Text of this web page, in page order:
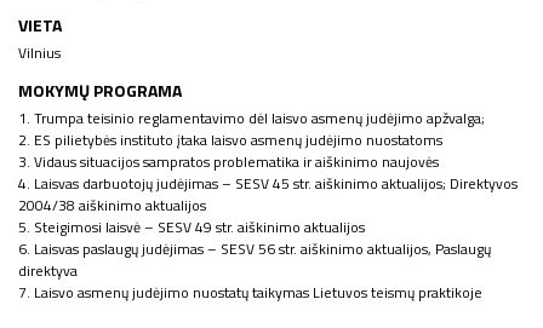
VIETA
Vilnius
MOKYMŲ PROGRAMA
1. Trumpa teisinio reglamentavimo dėl laisvo asmenų judėjimo apžvalga;
2. ES pilietybės instituto įtaka laisvo asmenų judėjimo nuostatoms
3. Vidaus situacijos sampratos problematika ir aiškinimo naujovės
4. Laisvas darbuotojų judėjimas – SESV 45 str. aiškinimo aktualijos; Direktyvos
2004/38 aiškinimo aktualijos
5. Steigimosi laisvė – SESV 49 str. aiškinimo aktualijos
6. Laisvas paslaugų judėjimas – SESV 56 str. aiškinimo aktualijos, Paslaugų
direktyva
7. Laisvo asmenų judėjimo nuostatų taikymas Lietuvos teismų praktikoje